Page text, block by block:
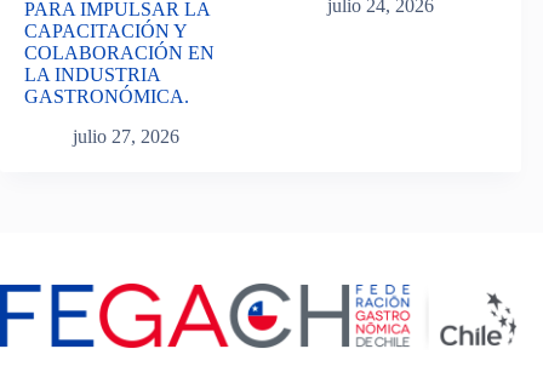
PARA IMPULSAR LA
CAPACITACIÓN Y
COLABORACIÓN EN
LA INDUSTRIA
GASTRONÓMICA.
julio 27, 2026
julio 24, 2026